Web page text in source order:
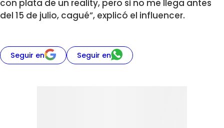
con plata de un reality, pero si no me llega antes
del 15 de julio, cagué”, explicó el influencer.
Seguir en Seguir en